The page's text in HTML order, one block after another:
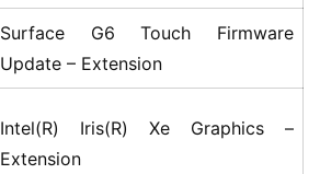
Surface G6 Touch Firmware
Update – Extension
Intel(R) Iris(R) Xe Graphics –
Extension